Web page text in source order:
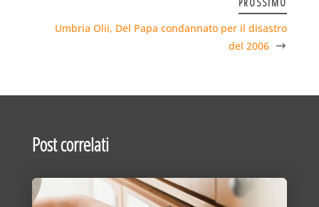
Umbria Olii, Del Papa condannato per il disastro
del 2006
Post correlati